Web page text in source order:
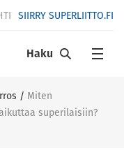
SIIRRY SUPERLIITTO.FI
Haku
/ Miten
superilaisiin?